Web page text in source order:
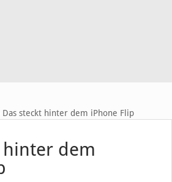
Das steckt hinter dem iPhone Flip
hinter dem